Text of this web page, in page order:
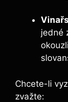
jedné
Chcete-li
zvažte: